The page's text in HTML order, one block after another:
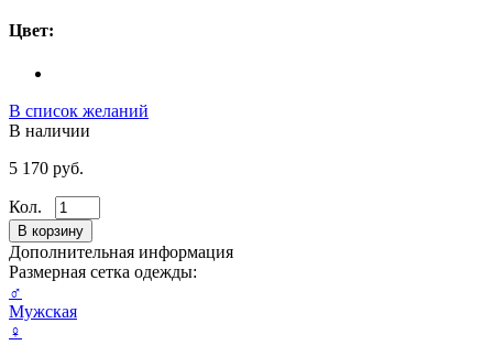
Цвет:
В список желаний
В наличии
5 170 руб.
Кол.
Дополнительная информация
Размерная сетка одежды:
♂
Мужская
♀